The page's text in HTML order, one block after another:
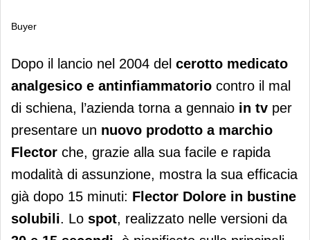
Buyer
Buyer
Dopo il lancio nel 2004 del cerotto medicato
analgesico e antinfiammatorio contro il mal
di schiena, l’azienda torna a gennaio in tv per
presentare un nuovo prodotto a marchio
Flector che, grazie alla sua facile e rapida
modalità di assunzione, mostra la sua efficacia
già dopo 15 minuti: Flector Dolore in bustine
solubili. Lo spot, realizzato nelle versioni da